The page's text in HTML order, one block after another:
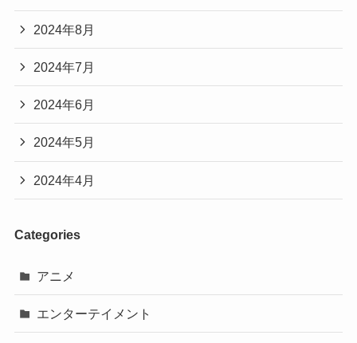
2024年8月
2024年7月
2024年6月
2024年5月
2024年4月
Categories
アニメ
エンターテイメント